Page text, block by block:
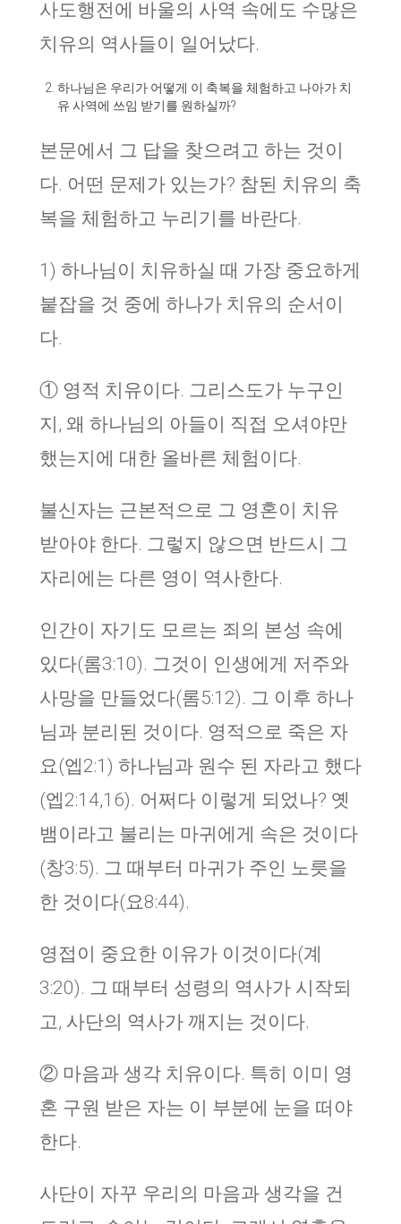
사도행전에 바울의 사역 속에도 수많은
치유의 역사들이 일어났다.
하나님은 우리가 어떻게 이 축복을 체험하고 나아가 치
유 사역에 쓰임 받기를 원하실까?
본문에서 그 답을 찾으려고 하는 것이
다. 어떤 문제가 있는가? 참된 치유의 축
복을 체험하고 누리기를 바란다.
1) 하나님이 치유하실 때 가장 중요하게
붙잡을 것 중에 하나가 치유의 순서이
다.
① 영적 치유이다. 그리스도가 누구인
지, 왜 하나님의 아들이 직접 오셔야만
했는지에 대한 올바른 체험이다.
불신자는 근본적으로 그 영혼이 치유
받아야 한다. 그렇지 않으면 반드시 그
자리에는 다른 영이 역사한다.
인간이 자기도 모르는 죄의 본성 속에
있다(롬3:10). 그것이 인생에게 저주와
사망을 만들었다(롬5:12). 그 이후 하나
님과 분리된 것이다. 영적으로 죽은 자
요(엡2:1) 하나님과 원수 된 자라고 했다
(엡2:14,16). 어쩌다 이렇게 되었나? 옛
뱀이라고 불리는 마귀에게 속은 것이다
(창3:5). 그 때부터 마귀가 주인 노릇을
한 것이다(요8:44).
영접이 중요한 이유가 이것이다(계
3:20). 그 때부터 성령의 역사가 시작되
고, 사단의 역사가 깨지는 것이다.
② 마음과 생각 치유이다. 특히 이미 영
혼 구원 받은 자는 이 부분에 눈을 떠야
한다.
사단이 자꾸 우리의 마음과 생각을 건